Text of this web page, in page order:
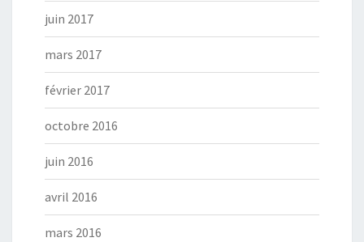
juin 2017
mars 2017
février 2017
octobre 2016
juin 2016
avril 2016
mars 2016